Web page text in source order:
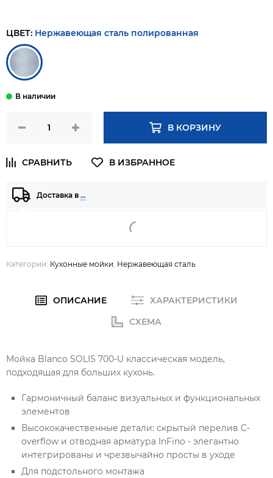
ЦВЕТ: Нержавеющая сталь полированная
В КОРЗИНУ
Доставка в …
Категории: Кухонные мойки, Нержавеющая сталь
ОПИСАНИЕ
ХАРАКТЕРИСТИКИ
СХЕМА
Мойка Blanco SOLIS 700-U классическая модель,
подходящая для больших кухонь.
Гармоничный баланс визуальных и функциональных
элементов
Высококачественные детали: скрытый перелив C-
overflow и отводная арматура InFino - элегантно
интегрированы и чрезвычайно просты в уходе
Для подстольного монтажа